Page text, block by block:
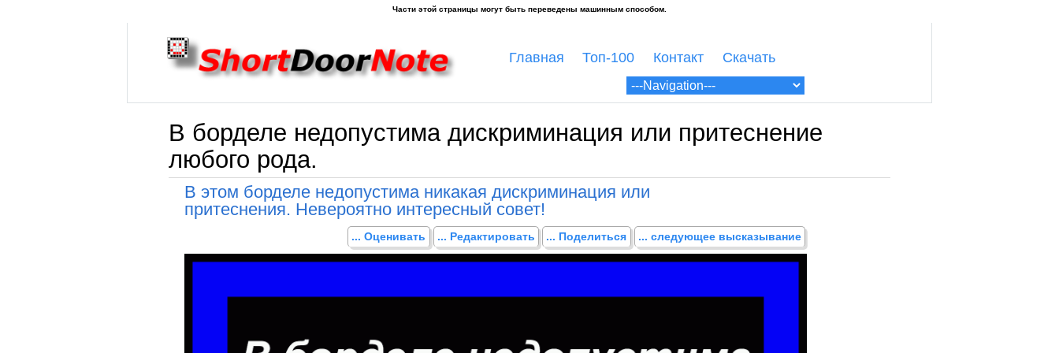
Главная Топ-100 Контакт Скачать
В борделе недопустима дискриминация или притеснение
любого рода.
В этом борделе недопустима никакая дискриминация или
притеснения. Невероятно интересный совет!
... Оценивать ... Редактировать ... Поделиться ... следующее высказывание